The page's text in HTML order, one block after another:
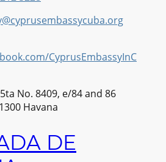
CyprusEmbassyInC
No. 8409, e/84 and 86
Havana
DE